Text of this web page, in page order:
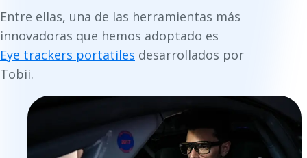
Entre ellas, una de las herramientas más
innovadoras que hemos adoptado es
Eye trackers portatiles desarrollados por
Tobii.